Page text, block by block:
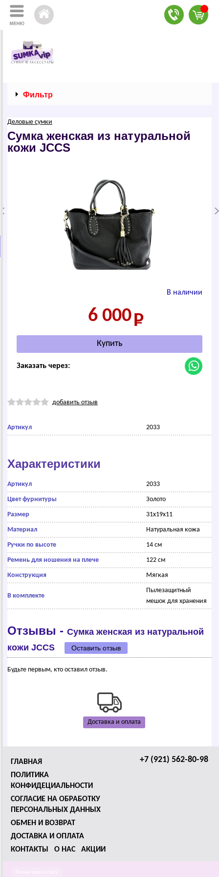
Фильтр
Деловые сумки
Сумка женская из натуральной
кожи JCCS
В наличии
6 000
Заказать через:
добавить отзыв
Артикул 2033
Характеристики
Артикул 2033
Цвет фурнитуры Золото
Размер 31x19x11
Материал Натуральная кожа
Ручки по высоте 14 см
Ремень для ношения на плече 122 см
Конструкция Мягкая
В комплекте
Пылезащитный
мешок для хранения
Отзывы - Сумка женская из натуральной
кожи JCCS
Оставить отзыв
Будьте первым, кто оставил отзыв.
Доставка и оплата
+7 (921) 562-80-98
ГЛАВНАЯ
ПОЛИТИКА
КОНФИДЕЦИАЛЬНОСТИ
СОГЛАСИЕ НА ОБРАБОТКУ
ПЕРСОНАЛЬНЫХ ДАННЫХ
ОБМЕН И ВОЗВРАТ
ДОСТАВКА И ОПЛАТА
КОНТАКТЫ
О НАС АКЦИИ